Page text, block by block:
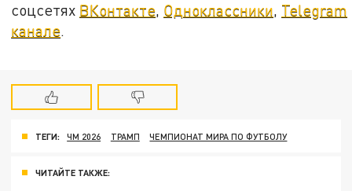
соцсетях ВКонтакте, Одноклассники, Telegram
канале.
ТЕГИ: ЧМ 2026 ТРАМП ЧЕМПИОНАТ МИРА ПО ФУТБОЛУ
ЧИТАЙТЕ ТАКЖЕ: